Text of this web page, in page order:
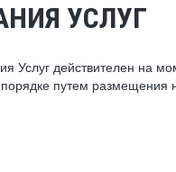
УСЛУГ
Услуг действителен на
путем размещения